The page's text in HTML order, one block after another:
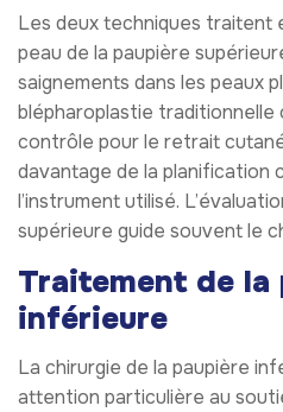
Les deux techniques traitent
peau de la paupière
saignements dans les peaux
blépharoplastie
contrôle pour le retrait
davantage de la planification
l’instrument utilisé.
supérieure guide souvent le
Traitement de la
inférieure
La chirurgie de la paupière
attention particulière au